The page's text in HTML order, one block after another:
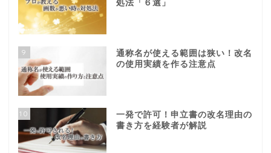
処法「６選」
9
通称名が使える範囲は狭い！改名
の使用実績を作る注意点
10
一発で許可！申立書の改名理由の
書き方を経験者が解説